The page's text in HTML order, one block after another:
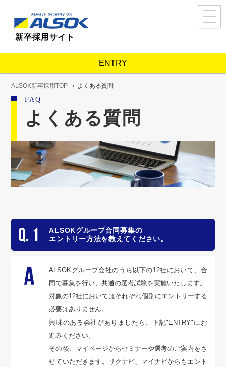
新卒採用サイト
ALSOK新卒採用TOP
ALSOKを知る About us
事業紹介
内定者・若手社員アンケート
人と仕事を知る
仕事紹介
ALSOKで歩む Career
人事・教育制度
ALSOKで築くキャリア
募集要項
読み上げる
ENTRY
ALSOK新卒採用TOP よくある質問
よくある質問
FAQ
ALSOKグループ合同募集の
エントリー方法を教えてください。
ALSOKグループ会社のうち以下の12社において、合
同で募集を行い、共通の選考試験を実施いたします。
対象の12社においてはそれぞれ個別にエントリーする
必要はありません。
興味のある会社がありましたら、下記"ENTRY"にお
進みください。
その後、マイページからセミナーや選考のご案内をさ
せていただきます。リクナビ、マイナビからもエント